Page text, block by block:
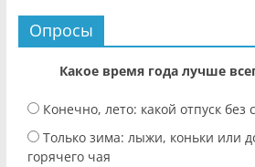
Опросы
Какое время года лучше
Конечно, лето: какой отпуск без
Только зима: лыжи, коньки или
горячего чая